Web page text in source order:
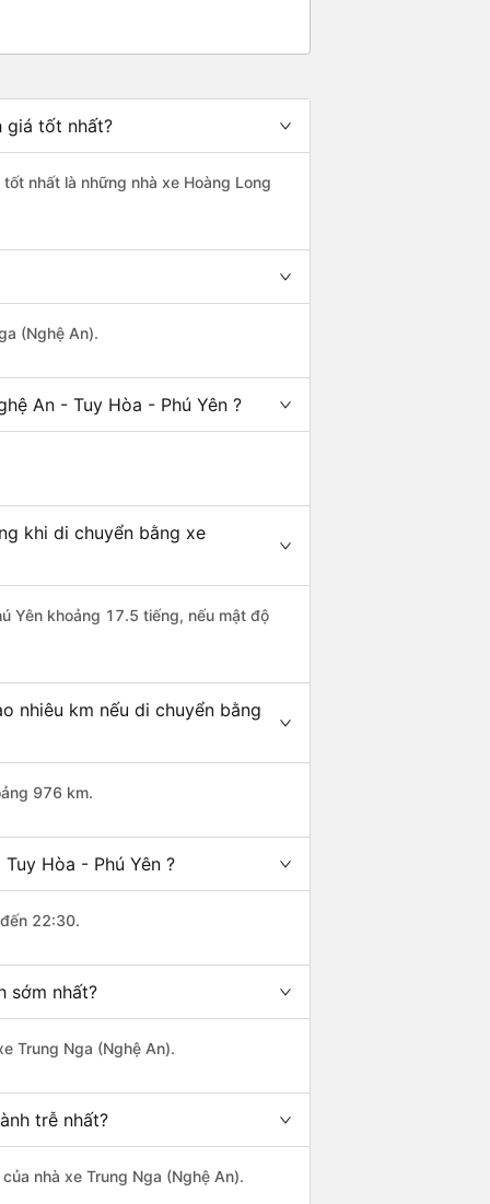
giá tốt nhất?
nhất là những nhà xe Hoàng Long
(Nghệ An).
An - Tuy Hòa - Phú Yên ?
khi di chuyển bằng xe
Yên khoảng 17.5 tiếng, nếu mật độ
nhiêu km nếu di chuyển bằng
976 km.
Hòa - Phú Yên ?
22:30.
sớm nhất?
Trung Nga (Nghệ An).
trễ nhất?
nhà xe Trung Nga (Nghệ An).